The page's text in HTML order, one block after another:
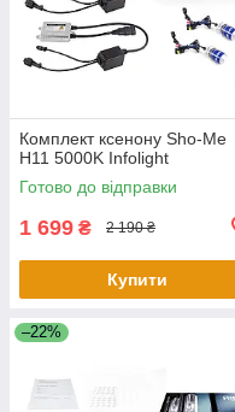
Комплект ксенону Sho-Me
H11 5000K Infolight
Готово до відправки
1 699 ₴ 2 190 ₴
Купити
–22%